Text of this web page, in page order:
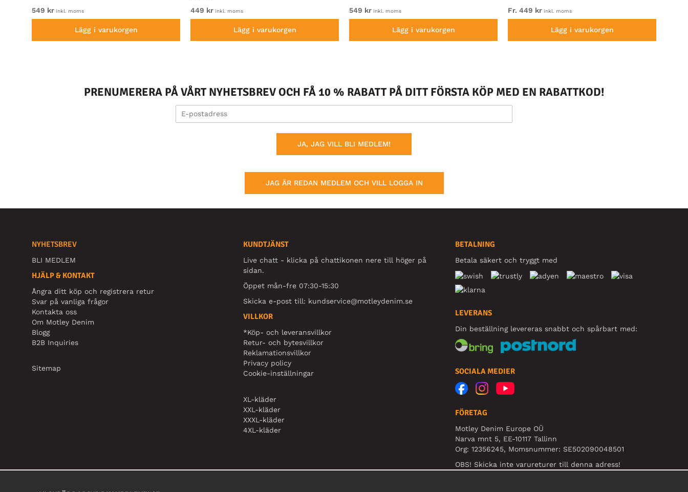
549 kr inkl. moms
Lägg i varukorgen
449 kr inkl. moms
Lägg i varukorgen
549 kr inkl. moms
Lägg i varukorgen
Fr. 449 kr inkl. moms
Lägg i varukorgen
PRENUMERERA PÅ VÅRT NYHETSBREV OCH FÅ 10 % RABATT PÅ DITT FÖRSTA KÖP MED EN RABATTKOD!
JA, JAG VILL BLI MEDLEM!
JAG ÄR REDAN MEDLEM OCH VILL LOGGA IN
NYHETSBREV
BLI MEDLEM
HJÄLP & KONTAKT
Ångra ditt köp och registrera retur
Svar på vanliga frågor
Kontakta oss
Om Motley Denim
Blogg
B2B Inquiries
Sitemap
KUNDTJÄNST
Live chatt - klicka på chattikonen nere till höger på
sidan.
Öppet mån-fre 07:30-15:30
Skicka e-post till: kundservice@motleydenim.se
VILLKOR
*Köp- och leveransvillkor
Retur- och bytesvillkor
Reklamationsvillkor
Privacy policy
Cookie-inställningar
XL-kläder
XXL-kläder
XXXL-kläder
4XL-kläder
BETALNING
Betala säkert och tryggt med
LEVERANS
Din beställning levereras snabbt och spårbart med:
SOCIALA MEDIER
FÖRETAG
Motley Denim Europe OÜ
Narva mnt 5, EE-10117 Tallinn
Org: 12356245, Momsnummer: SE502090048501
OBS! Skicka inte varureturer till denna adress!